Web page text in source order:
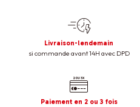
Livraison-lendemain
si commande avant 14H avec DPD
Paiement en 2 ou 3 fois